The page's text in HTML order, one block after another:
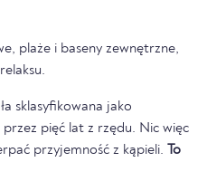
plaże i baseny zewnętrzne,
sklasyfikowana jako
przyjemność z kąpieli. To